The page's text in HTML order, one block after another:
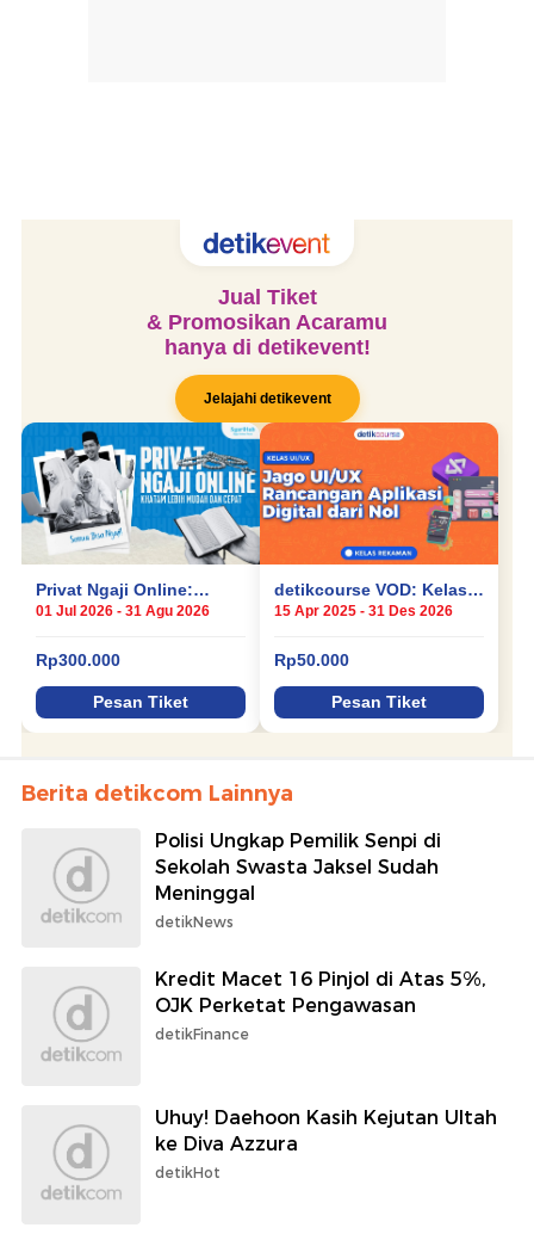
Berita detikcom Lainnya
Polisi Ungkap Pemilik Senpi di
Sekolah Swasta Jaksel Sudah
Meninggal
detikNews
Kredit Macet 16 Pinjol di Atas 5%,
OJK Perketat Pengawasan
detikFinance
Uhuy! Daehoon Kasih Kejutan Ultah
ke Diva Azzura
detikHot